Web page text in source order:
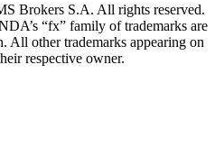
Brokers S.A. All rights reserved.
“fx” family of trademarks are
other trademarks appearing on
respective owner.